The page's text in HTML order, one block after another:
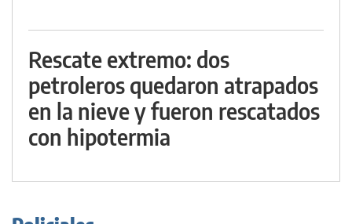
Rescate extremo: dos
petroleros quedaron atrapados
en la nieve y fueron rescatados
con hipotermia